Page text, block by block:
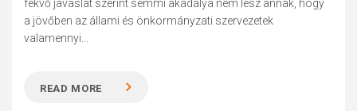
fekvő javaslat szerint semmi akadálya nem lesz annak, hogy
a jövőben az állami és önkormányzati szervezetek
valamennyi...
READ MORE